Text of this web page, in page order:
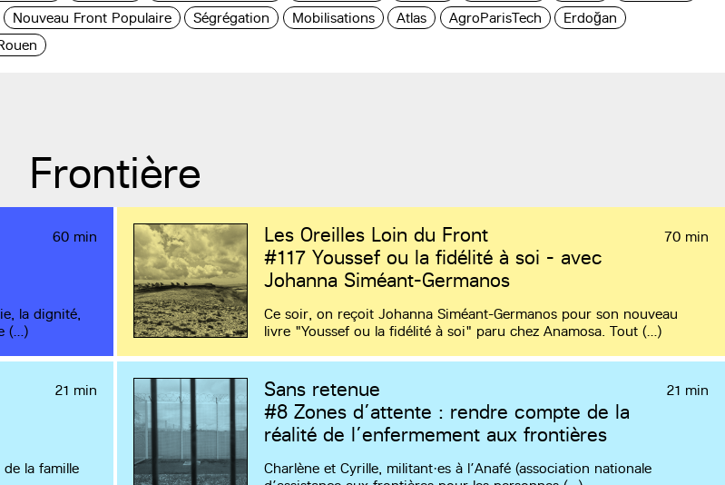
Nouveau Front Populaire Ségrégation Mobilisations Atlas AgroParisTech
Erdoğan
Frontière
60 min
la dignité,
(…)
Les Oreilles Loin du Front
#117 Youssef ou la fidélité à soi - avec
Johanna Siméant-Germanos
70 min
Ce soir, on reçoit Johanna Siméant-Germanos pour son nouveau
livre "Youssef ou la fidélité à soi" paru chez Anamosa. Tout (…)
21 min
de la famille
Sans retenue
#8 Zones d’attente : rendre compte de la
réalité de l’enfermement aux frontières
21 min
Charlène et Cyrille, militant·es à l’Anafé (association nationale